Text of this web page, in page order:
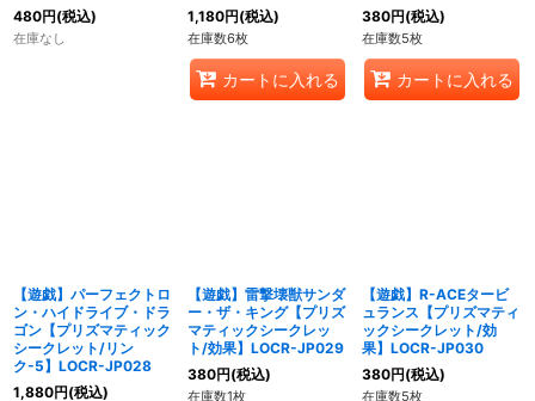
480円(税込)
在庫なし
1,180円(税込)
在庫数6枚
カートに入れる
380円(税込)
在庫数5枚
カートに入れる
【遊戯】パーフェクトロ
ン・ハイドライブ・ドラ
ゴン【プリズマティック
シークレット/リン
ク-5】LOCR-JP028
1,880円(税込)
【遊戯】雷撃壊獣サンダ
ー・ザ・キング【プリズ
マティックシークレッ
ト/効果】LOCR-JP029
380円(税込)
在庫数1枚
【遊戯】R-ACEタービ
ュランス【プリズマティ
ックシークレット/効
果】LOCR-JP030
380円(税込)
在庫数5枚